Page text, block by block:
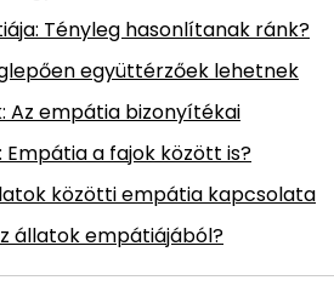
Tényleg hasonlítanak ránk?
együttérzőek lehetnek
Az empátia bizonyítékai
a fajok között is?
közötti empátia kapcsolata
állatok empátiájából?